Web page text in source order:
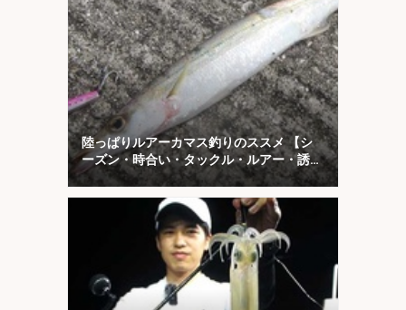
陸っぱりルアーカマス釣りのススメ 【シ
ーズン・時合い・タックル・ルアー・誘い
方を解説】